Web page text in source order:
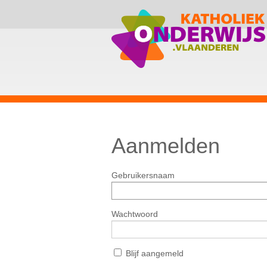
Aanmelden
Gebruikersnaam
Wachtwoord
Blijf aangemeld